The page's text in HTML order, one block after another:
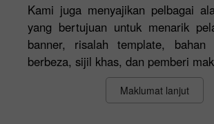
Kami juga menyajikan pelbagai
yang bertujuan untuk menarik
banner, risalah template, bahan
berbeza, sijil khas, dan pemberi
Maklumat lanjut